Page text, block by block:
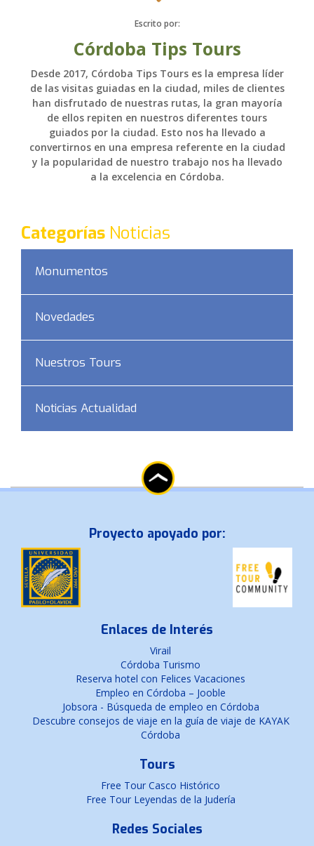
Escrito por:
Córdoba Tips Tours
Desde 2017, Córdoba Tips Tours es la empresa líder
de las visitas guiadas en la ciudad, miles de clientes
han disfrutado de nuestras rutas, la gran mayoría
de ellos repiten en nuestros diferentes tours
guiados por la ciudad. Esto nos ha llevado a
convertirnos en una empresa referente en la ciudad
y la popularidad de nuestro trabajo nos ha llevado
a la excelencia en Córdoba.
Categorías Noticias
Monumentos
Novedades
Nuestros Tours
Noticias Actualidad
Proyecto apoyado por:
Enlaces de Interés
Virail
Córdoba Turismo
Reserva hotel con Felices Vacaciones
Empleo en Córdoba – Jooble
Jobsora - Búsqueda de empleo en Córdoba
Descubre consejos de viaje en la guía de viaje de KAYAK
Córdoba
Tours
Free Tour Casco Histórico
Free Tour Leyendas de la Judería
Redes Sociales